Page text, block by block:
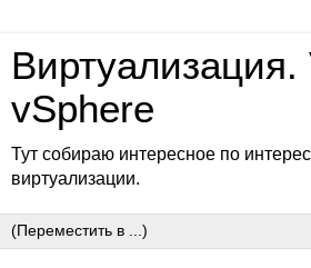
Виртуализация.
vSphere
Тут собираю интересное по
виртуализации.